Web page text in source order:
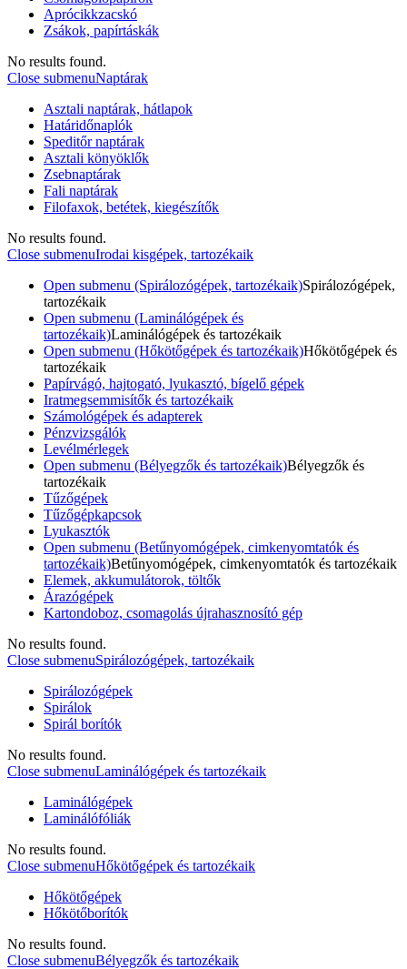
Aprócikkzacskó
Zsákok, papírtáskák
No results found.
Close submenuNaptárak
Asztali naptárak, hátlapok
Határidőnaplók
Speditőr naptárak
Asztali könyöklők
Zsebnaptárak
Fali naptárak
Filofaxok, betétek, kiegészítők
No results found.
Close submenuIrodai kisgépek, tartozékaik
Open submenu (Spirálozógépek, tartozékaik)Spirálozógépek,
tartozékaik
Open submenu (Laminálógépek és
tartozékaik)Laminálógépek és tartozékaik
Open submenu (Hőkötőgépek és tartozékaik)Hőkötőgépek és
tartozékaik
Papírvágó, hajtogató, lyukasztó, bígelő gépek
Iratmegsemmisítők és tartozékaik
Számológépek és adapterek
Pénzvizsgálók
Levélmérlegek
Open submenu (Bélyegzők és tartozékaik)Bélyegzők és
tartozékaik
Tűzőgépek
Tűzőgépkapcsok
Lyukasztók
Open submenu (Betűnyomógépek, cimkenyomtatók és
tartozékaik)Betűnyomógépek, cimkenyomtatók és tartozékaik
Elemek, akkumulátorok, töltők
Árazógépek
Kartondoboz, csomagolás újrahasznosító gép
No results found.
Close submenuSpirálozógépek, tartozékaik
Spirálozógépek
Spirálok
Spirál borítók
No results found.
Close submenuLaminálógépek és tartozékaik
Laminálógépek
Laminálófóliák
No results found.
Close submenuHőkötőgépek és tartozékaik
Hőkötőgépek
Hőkötőborítók
No results found.
Close submenuBélyegzők és tartozékaik